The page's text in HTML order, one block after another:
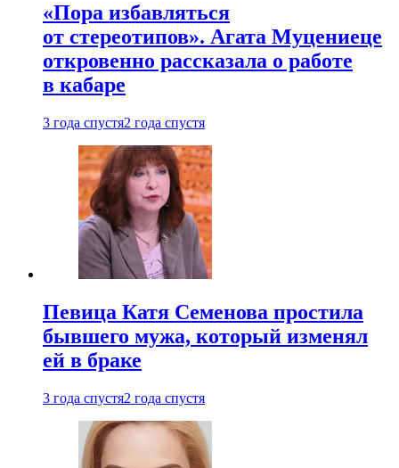
«Пора избавляться
от стереотипов». Агата Муцениеце
откровенно рассказала о работе
в кабаре
3 года спустя2 года спустя
Певица Катя Семенова простила
бывшего мужа, который изменял
ей в браке
3 года спустя2 года спустя